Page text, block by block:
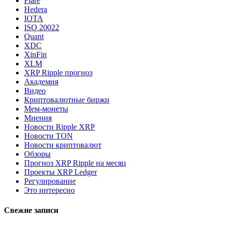
Hedera
IOTA
ISO 20022
Quant
XDC
XinFin
XLM
XRP Ripple прогноз
Академия
Видео
Криптовалютные биржи
Мем-монеты
Мнения
Новости Ripple XRP
Новости TON
Новости криптовалют
Обзоры
Прогноз XRP Ripple на месяц
Проекты XRP Ledger
Регулирование
Это интересно
Свежие записи